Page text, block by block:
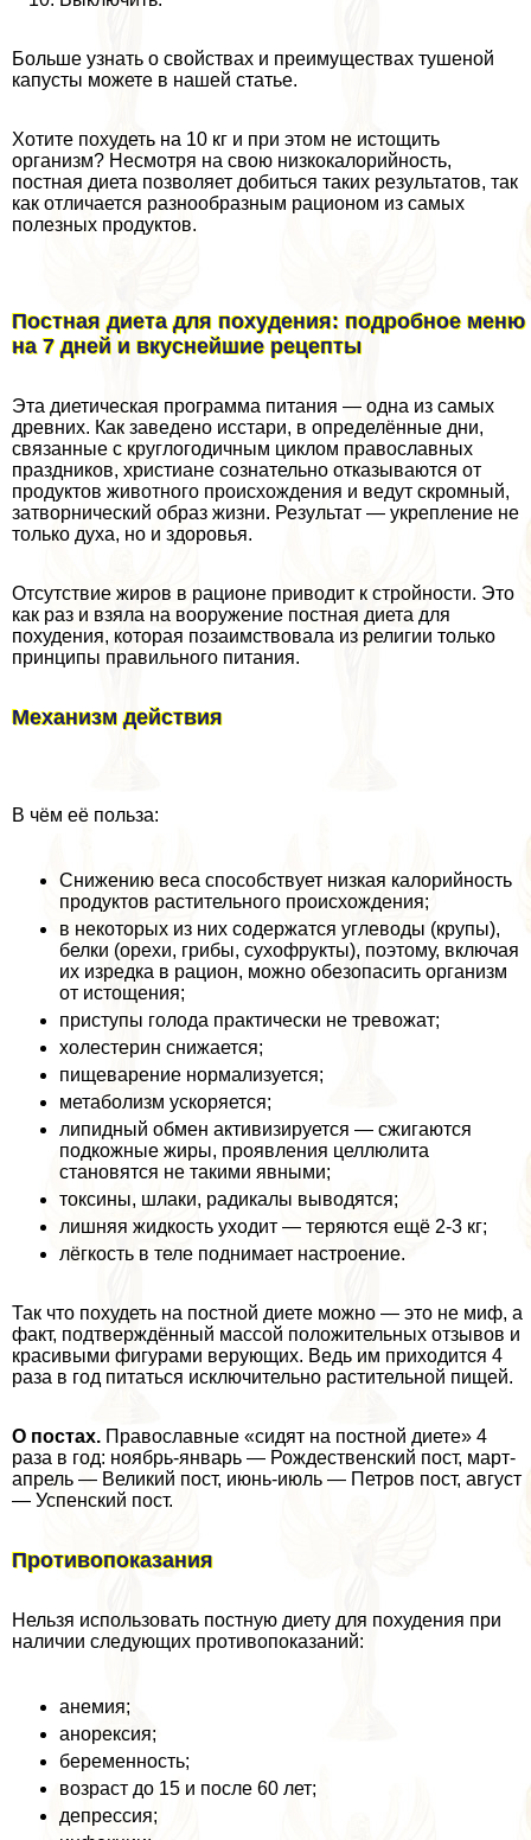
Больше узнать о свойствах и преимуществах тушеной
капусты можете в нашей статье.
Хотите похудеть на 10 кг и при этом не истощить
организм? Несмотря на свою низкокалорийность,
постная диета позволяет добиться таких результатов, так
как отличается разнообразным рационом из самых
полезных продуктов.
Постная диета для похудения: подробное меню
на 7 дней и вкуснейшие рецепты
Эта диетическая программа питания — одна из самых
древних. Как заведено исстари, в определённые дни,
связанные с круглогодичным циклом православных
праздников, христиане сознательно отказываются от
продуктов животного происхождения и ведут скромный,
затворнический образ жизни. Результат — укрепление не
только духа, но и здоровья.
Отсутствие жиров в рационе приводит к стройности. Это
как раз и взяла на вооружение постная диета для
похудения, которая позаимствовала из религии только
принципы правильного питания.
Механизм действия
В чём её польза:
Снижению веса способствует низкая калорийность
продуктов растительного происхождения;
в некоторых из них содержатся углеводы (крупы),
белки (орехи, грибы, сухофрукты), поэтому, включая
их изредка в рацион, можно обезопасить организм
от истощения;
приступы голода пpaктически не тревожат;
холестерин снижается;
пищеварение нормализуется;
метаболизм ускоряется;
липидный обмен активизируется — сжигаются
подкожные жиры, проявления целлюлита
становятся не такими явными;
токсины, шлаки, радикалы выводятся;
лишняя жидкость уходит — теряются ещё 2-3 кг;
лёгкость в теле поднимает настроение.
Так что похудеть на постной диете можно — это не миф, а
факт, подтверждённый массой положительных отзывов и
красивыми фигурами верующих. Ведь им приходится 4
раза в год питаться исключительно растительной пищей.
О постах. Православные «сидят на постной диете» 4
раза в год: ноябрь-январь — Рождественский пост, март-
апрель — Великий пост, июнь-июль — Петров пост, август
— Успенский пост.
Противопоказания
Нельзя использовать постную диету для похудения при
наличии следующих противопоказаний:
анемия;
анорексия;
беременность;
возраст до 15 и после 60 лет;
депрессия;